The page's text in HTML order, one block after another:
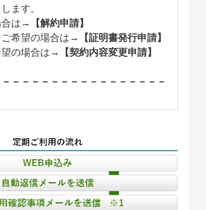
ます。
合は→
【解約申請】
希望の場合は→
【証明書発行申請】
の場合は→
【契約内容変更申請】
－－－－－－－－－－－－－－－－